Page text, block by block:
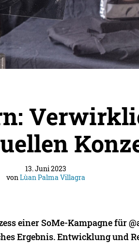
13. Juni 2023
vonLùan Palma Villagra
einer SoMe-Kampagne für
Ergebnis. Entwicklung und